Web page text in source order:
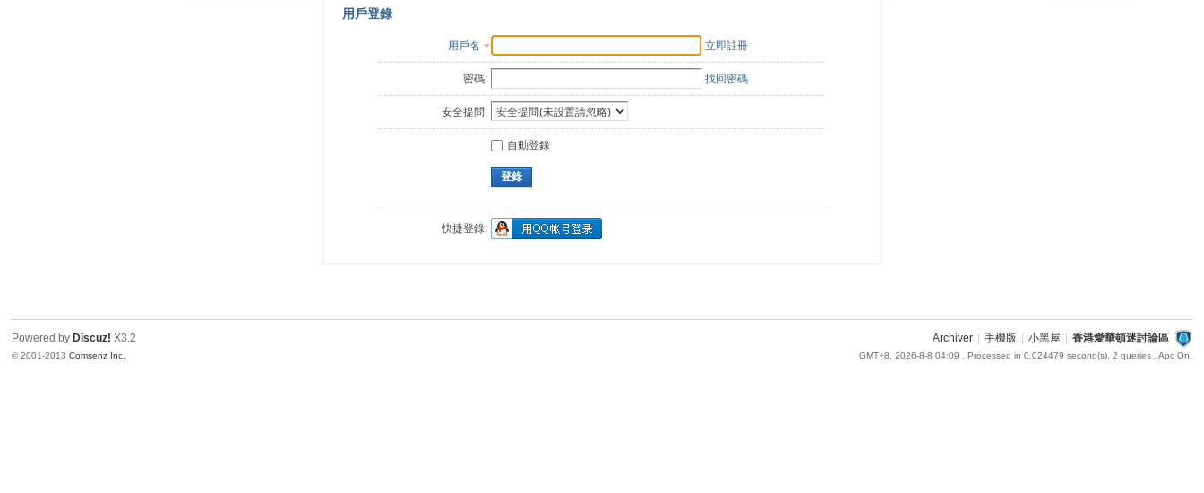
用戶登錄
用戶名 立即註冊
密碼: 找回密碼
安全提問:
自動登錄
登錄
快捷登錄:
Archiver 手機版 小黑屋 香港愛華頓迷討論區
GMT+8, 2026-8-8 04:09 , Processed in 0.024479 second(s), 2 queries , Apc On.
Powered by Discuz! X3.2
© 2001-2013Comsenz Inc.